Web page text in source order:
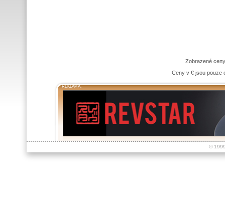
Zobrazené
Ceny v € jsou pouze
REKLAMA:
©